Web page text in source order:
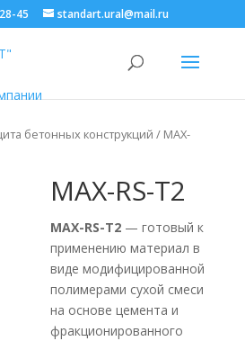
45 standart.ural@mail.ru
бетонных конструкций / MAX-
MAX-RS-T2
MAX-RS-T2 — готовый к
применению материал в
виде модифицированной
полимерами сухой смеси
на основе цемента и
фракционированного